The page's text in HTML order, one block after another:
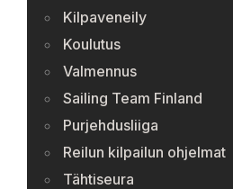
Kilpaveneily
Koulutus
Valmennus
Sailing Team Finland
Purjehdusliiga
Reilun kilpailun ohjelmat
Tähtiseura